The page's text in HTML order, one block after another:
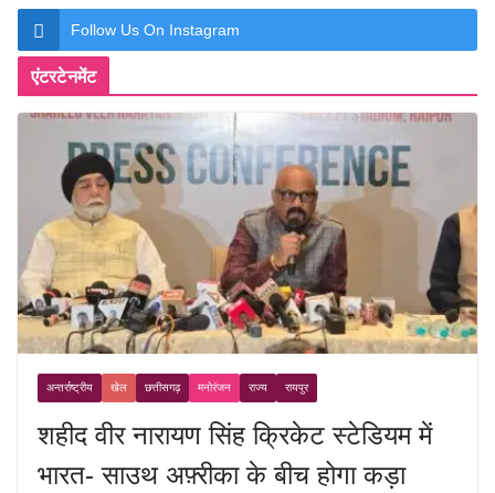
Follow Us On Instagram
एंटरटेनमेंट
अन्तर्राष्ट्रीय खेल छत्तीसगढ़ मनोरंजन राज्य रायपुर
शहीद वीर नारायण सिंह क्रिकेट स्टेडियम में
भारत- साउथ अफ़्रीका के बीच होगा कड़ा